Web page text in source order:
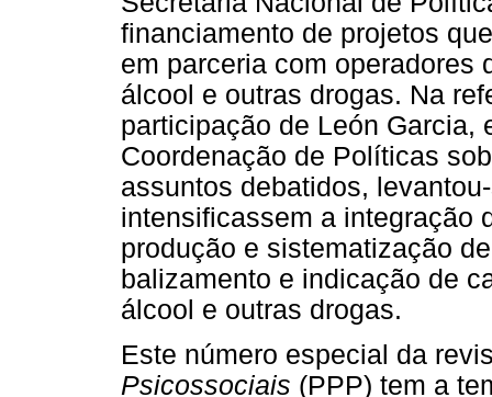
financiamento de projetos
em parceria com operadores
álcool e outras drogas. Na
participação de León Garcia,
Coordenação de Políticas
assuntos debatidos,
intensificassem a integração
produção e sistematização
balizamento e indicação de
álcool e outras drogas.
Este número especial da
Psicossociais (PPP) tem a